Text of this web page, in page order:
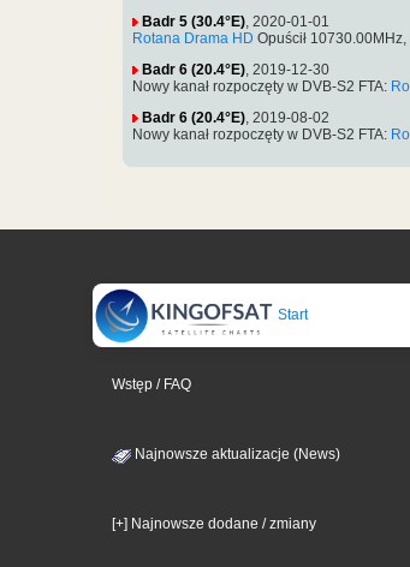
Badr 5 (30.4°E) , 2020-01-01
Rotana Drama HD Opuścił
Badr 6 (20.4°E), 2019-12-30
Nowy kanał rozpoczęty w DVB-S2 FTA:
Badr 6 (20.4°E), 2019-08-02
Nowy kanał rozpoczęty w DVB-S2 FTA:
Start
Wstęp / FAQ
Najnowsze aktualizacje (News)
[+] Najnowsze dodane / zmiany